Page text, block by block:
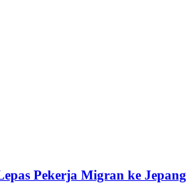
Pekerja Migran ke Jepang